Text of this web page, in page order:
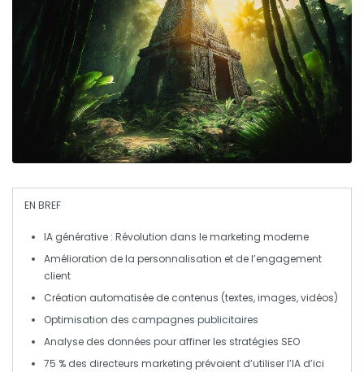
EN BREF
IA générative : Révolution dans le marketing moderne
Amélioration de la personnalisation et de l’engagement
client
Création automatisée de contenus (textes, images, vidéos)
Optimisation des campagnes publicitaires
Analyse des données pour affiner les stratégies SEO
75 % des directeurs marketing prévoient d’utiliser l’IA d’ici